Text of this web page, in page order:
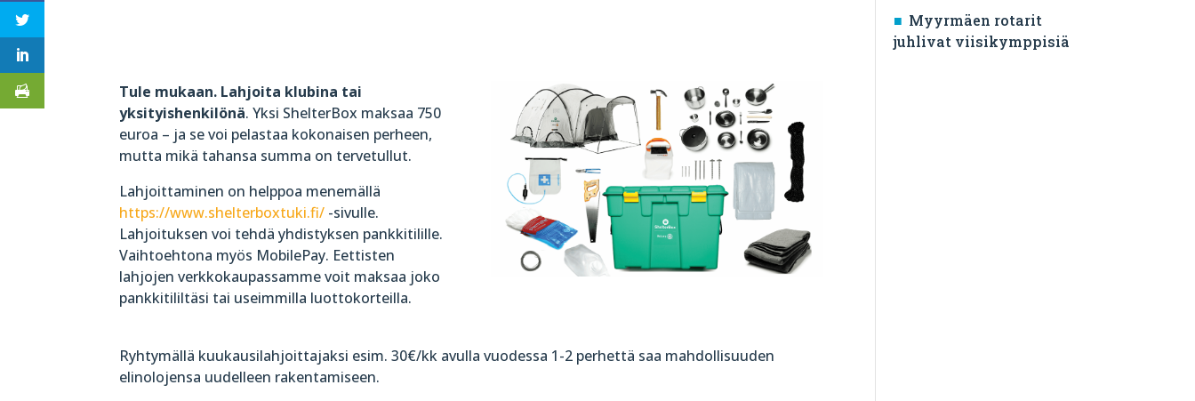
Tule mukaan. Lahjoita klubina tai
yksityishenkilönä. Yksi ShelterBox maksaa 750
euroa – ja se voi pelastaa kokonaisen perheen,
mutta mikä tahansa summa on tervetullut.
Lahjoittaminen on helppoa menemällä
https://www.shelterboxtuki.fi/ -sivulle.
Lahjoituksen voi tehdä yhdistyksen pankkitilille.
Vaihtoehtona myös MobilePay. Eettisten
lahjojen verkkokaupassamme voit maksaa joko
pankkitililtäsi tai useimmilla luottokorteilla.
Ryhtymällä kuukausilahjoittajaksi esim. 30€/kk avulla vuodessa 1-2 perhettä saa mahdollisuuden
elinolojensa uudelleen rakentamiseen.
Myyrmäen rotarit
juhlivat viisikymppisiä